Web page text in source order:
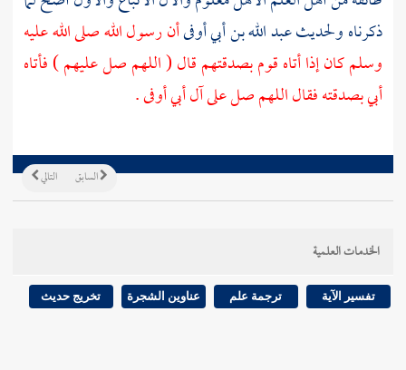
ذكرناه ولحديثعبد الله بن أبي أوفىأن رسول الله صلى الله عليه
وسلم كان إذا أتاه قوم بصدقتهم قال ( اللهم صل عليهم ) فأتاه
أبي بصدقته فقال اللهم صل علىآل أبي أوفى.
التالي السابق
الخدمات العلمية
تفسير الآية ترجمة علم عناوين الشجرة تخريج حديث